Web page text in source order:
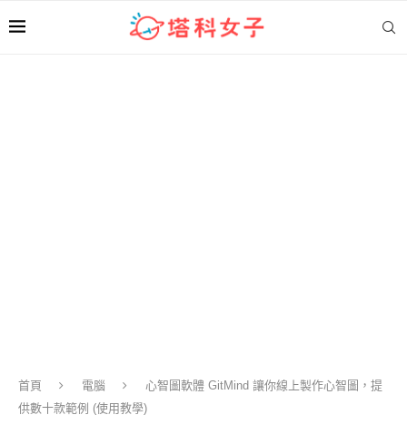
首頁 電腦
心智圖軟體 GitMind 讓你線上製作心智圖，提
供數十款範例 (使用教學)